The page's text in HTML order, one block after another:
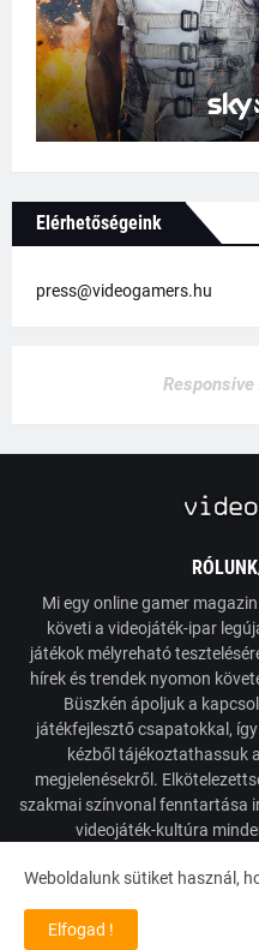
Elérhetőségeink
press@videogamers.hu
Mi egy online gamer
követi a videojáték-ipar
játékok mélyreható
hírek és trendek nyomon
Büszkén ápoljuk a
játékfejlesztő csapatokkal,
kézből tájékoztathassuk
megjelenésekről.
szakmai színvonal fenntartása
videojáték-kultúra
Weboldalunk sütiket használ,
Elfogad !